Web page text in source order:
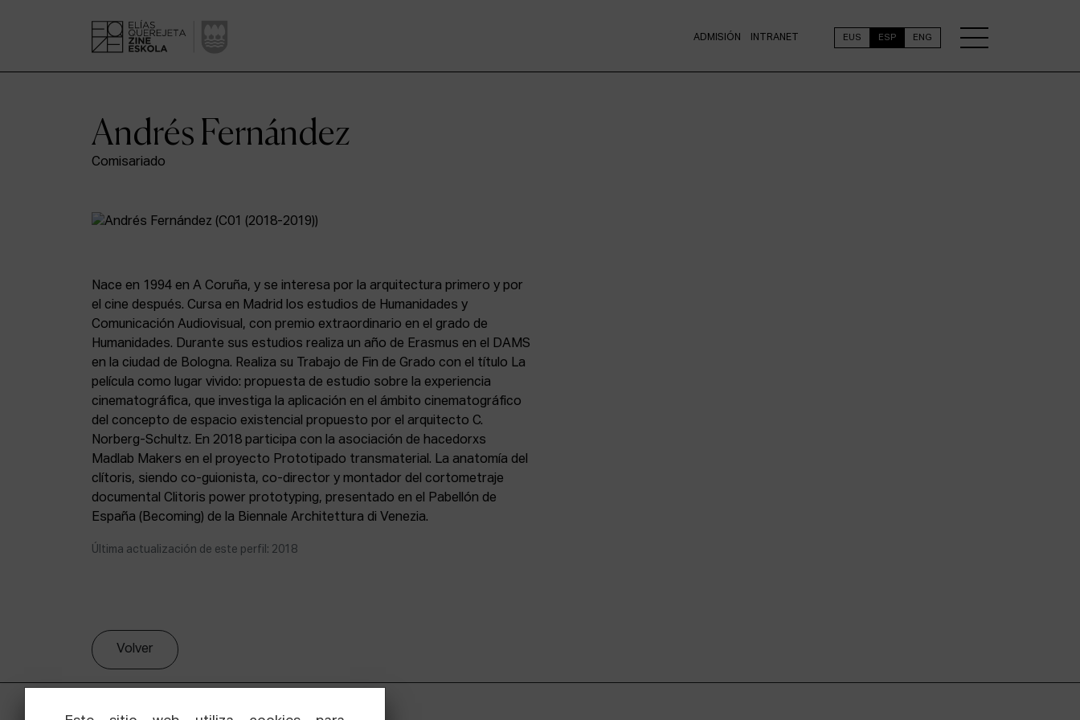
ADMISIÓN INTRANET EUS ESP ENG
Andrés Fernández
Comisariado
Nace en 1994 en A Coruña, y se interesa por la arquitectura primero y por
el cine después. Cursa en Madrid los estudios de Humanidades y
Comunicación Audiovisual, con premio extraordinario en el grado de
Humanidades. Durante sus estudios realiza un año de Erasmus en el DAMS
en la ciudad de Bologna. Realiza su Trabajo de Fin de Grado con el título La
película como lugar vivido: propuesta de estudio sobre la experiencia
cinematográfica, que investiga la aplicación en el ámbito cinematográfico
del concepto de espacio existencial propuesto por el arquitecto C.
Norberg-Schultz. En 2018 participa con la asociación de hacedorxs
Madlab Makers en el proyecto Prototipado transmaterial. La anatomía del
clítoris, siendo co-guionista, co-director y montador del cortometraje
documental Clitoris power prototyping, presentado en el Pabellón de
España (Becoming) de la Biennale Architettura di Venezia.
Última actualización de este perfil: 2018
Volver